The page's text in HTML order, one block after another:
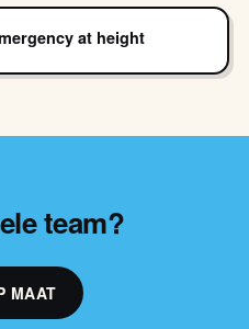
at height
team?
MAAT